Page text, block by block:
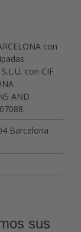
con
con CIF
AND
Barcelona
sus